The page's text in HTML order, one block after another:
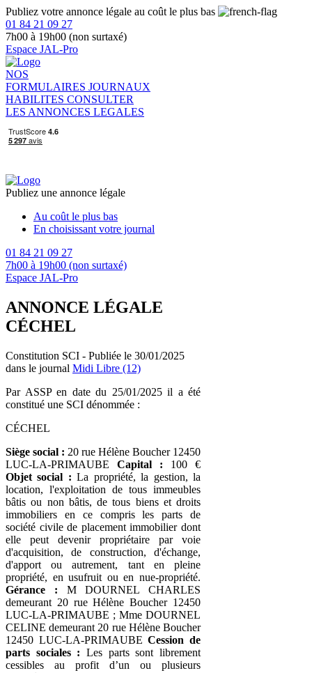
Publiez votre annonce légale au coût le plus bas
01 84 21 09 27
7h00 à 19h00 (non surtaxé)
Espace JAL-Pro
NOS
FORMULAIRES JOURNAUX
HABILITES CONSULTER
LES ANNONCES LEGALES
Publiez une annonce légale
Au coût le plus bas
En choisissant votre journal
01 84 21 09 27
7h00 à 19h00 (non surtaxé)
Espace JAL-Pro
ANNONCE LÉGALE
CÉCHEL
Constitution SCI - Publiée le 30/01/2025
dans le journal Midi Libre (12)
Par ASSP en date du 25/01/2025 il a été
constitué une SCI dénommée :
CÉCHEL
Siège social : 20 rue Hélène Boucher 12450
LUC-LA-PRIMAUBE Capital : 100 €
Objet social : La propriété, la gestion, la
location, l'exploitation de tous immeubles
bâtis ou non bâtis, de tous biens et droits
immobiliers en ce compris les parts de
société civile de placement immobilier dont
elle peut devenir propriétaire par voie
d'acquisition, de construction, d'échange,
d'apport ou autrement, tant en pleine
propriété, en usufruit ou en nue-propriété.
Gérance : M DOURNEL CHARLES
demeurant 20 rue Hélène Boucher 12450
LUC-LA-PRIMAUBE ; Mme DOURNEL
CELINE demeurant 20 rue Hélène Boucher
12450 LUC-LA-PRIMAUBECession de
parts sociales : Les parts sont librement
cessibles au profit d’un ou plusieurs